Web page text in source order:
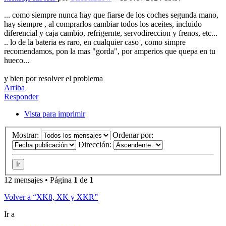
... como siempre nunca hay que fiarse de los coches segunda mano,
hay siempre , al comprarlos cambiar todos los aceites, incluido
diferencial y caja cambio, refrigernte, servodireccion y frenos, etc...
.. lo de la bateria es raro, en cualquier caso , como simpre
recomendamos, pon la mas "gorda", por amperios que quepa en tu
hueco...
y bien por resolver el problema
Arriba
Responder
Vista para imprimir
Mostrar:
Ordenar por:
Dirección:
12 mensajes • Página 1 de 1
Volver a “XK8, XK y XKR”
Ir a